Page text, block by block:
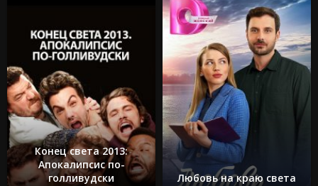
Конец света 2013:
Апокалипсис по-
голливудски
Любовь на краю света